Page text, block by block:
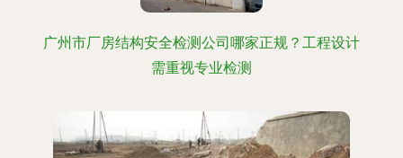
广州市厂房结构安全检测公司哪家正规？工程设计
需重视专业检测